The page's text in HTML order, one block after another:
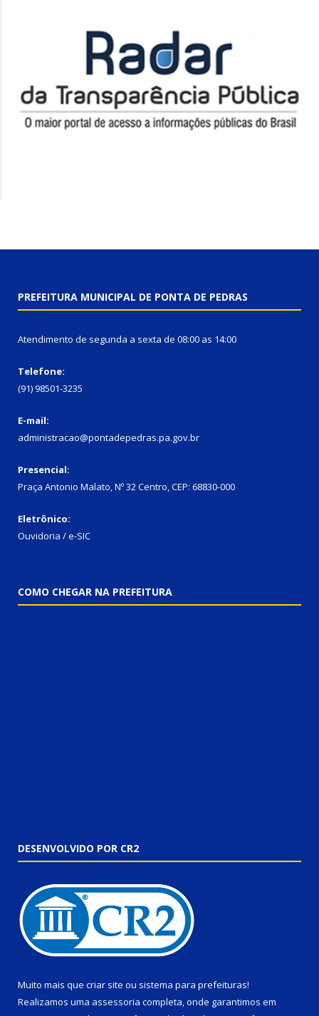
PREFEITURA MUNICIPAL DE PONTA DE PEDRAS
Atendimento de segunda a sexta de 08:00 as 14:00
Telefone:
(91) 98501-3235
E-mail:
administracao@pontadepedras.pa.gov.br
Presencial:
Praça Antonio Malato, Nº 32 Centro, CEP: 68830-000
Eletrônico:
Ouvidoria / e-SIC
COMO CHEGAR NA PREFEITURA
DESENVOLVIDO POR CR2
Muito mais que criar site ou sistema para prefeituras!
Realizamos uma assessoria completa, onde garantimos em